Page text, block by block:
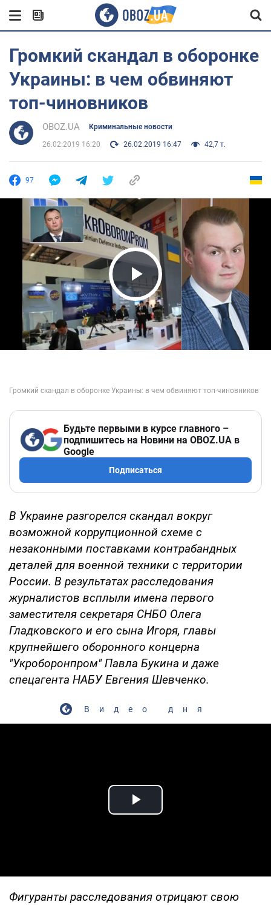
Громкий скандал в оборонке
Украины: в чем обвиняют
топ-чиновников
OBOZ.UA Криминальные новости
26.02.2019 16:20 26.02.2019 16:47 42,7 т.
97
Play Video
Будьте первыми в курсе главного –
подпишитесь на Новини на OBOZ.UA в
Google
Подписаться
В Украине разгорелся скандал вокруг
возможной коррупционной схеме с
незаконными поставками контрабандных
деталей для военной техники с территории
России. В результатах расследования
журналистов всплыли имена первого
заместителя секретаря СНБО Олега
Гладковского и его сына Игоря, главы
крупнейшего оборонного концерна
"Укроборонпром" Павла Букина и даже
спецагента НАБУ Евгения Шевченко.
Видео дня
Play Video
Фигуранты расследования отрицают свою